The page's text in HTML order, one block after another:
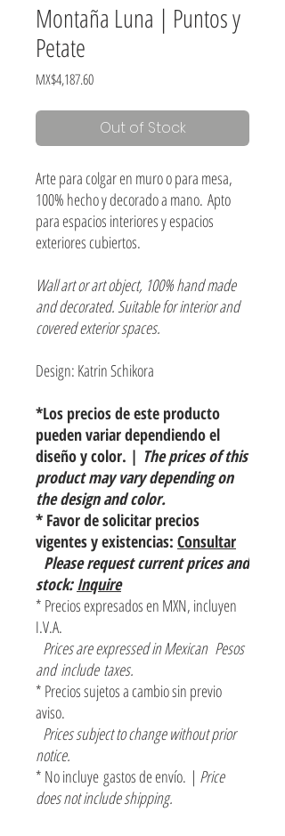
Montaña Luna | Puntos y
Petate
MX$4,187.60Price
Out of Stock
Arte para colgar en muro o para mesa,
100% hecho y decorado a mano. Apto
para espacios interiores y espacios
exteriores cubiertos.
Wall art or art object, 100% hand made
and decorated. Suitable for interior and
covered exterior spaces.
Design: Katrin Schikora
*Los precios de este producto
pueden variar dependiendo el
diseño y color. | The prices of this
product may vary depending on
the design and color.
* Favor de solicitar precios
vigentes y existencias: Consultar
Please request current prices and
stock:Inquire
* Precios expresados en MXN, incluyen
I.V.A.
Prices are expressed in Mexican Pesos
and include taxes.
* Precios sujetos a cambio sin previo
aviso.
Prices subject to change without prior
notice.
* No incluye gastos de envío. | Price
does not include shipping.